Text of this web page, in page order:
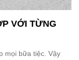
VỚI TỪNG
mọi bữa tiệc. Vậy